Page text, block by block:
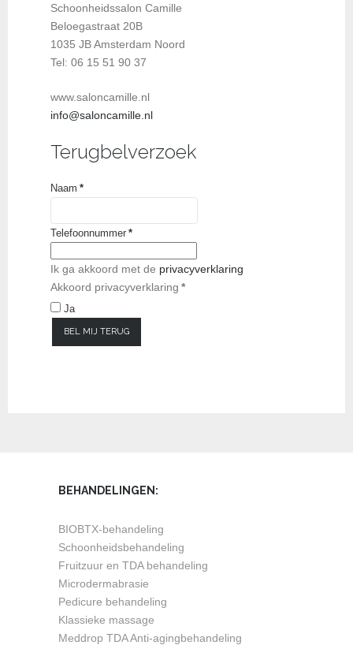
Schoonheidssalon Camille
Beloegastraat 20B
1035 JB Amsterdam Noord
Tel: 06 15 51 90 37
www.saloncamille.nl
info@saloncamille.nl
Terugbelverzoek
Naam *
Telefoonnummer *
Ik ga akkoord met de privacyverklaring
Akkoord privacyverklaring *
Ja
BEL MIJ TERUG
BEHANDELINGEN:
BIOBTX-behandeling
Schoonheidsbehandeling
Fruitzuur en TDA behandeling
Microdermabrasie
Pedicure behandeling
Klassieke massage
Meddrop TDA Anti-agingbehandeling